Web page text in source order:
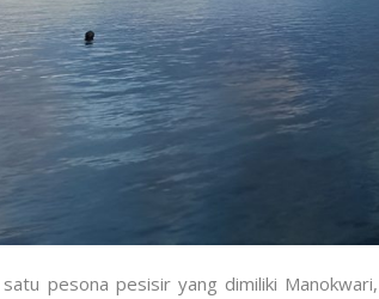
pesona pesisir yang dimiliki